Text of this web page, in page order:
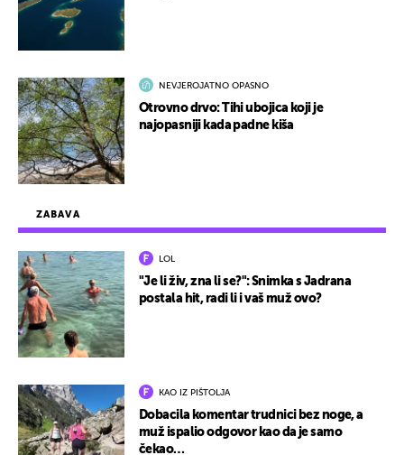
ZABAVA
LOL
"Je li živ, zna li se?": Snimka s Jadrana
postala hit, radi li i vaš muž ovo?
KAO IZ PIŠTOLJA
Dobacila komentar trudnici bez noge, a
muž ispalio odgovor kao da je samo
čekao…
NEVJEROJATNO OPASNO
Otrovno drvo: Tihi ubojica koji je
najopasniji kada padne kiša